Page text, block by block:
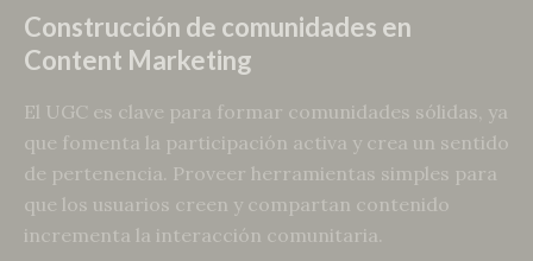
Construcción de comunidades en
Content Marketing
El UGC es clave para formar comunidades sólidas, ya
que fomenta la participación activa y crea un sentido
de pertenencia. Proveer herramientas simples para
que los usuarios creen y compartan contenido
incrementa la interacción comunitaria.